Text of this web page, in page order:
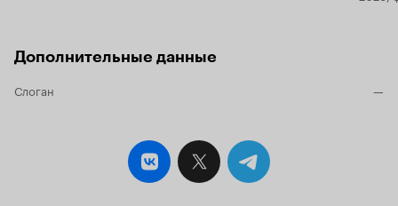
Дополнительные данные
Слоган —